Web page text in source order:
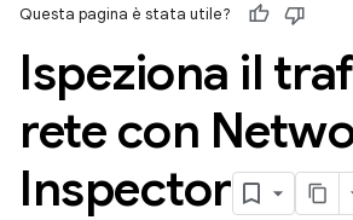
Questa pagina è stata utile?
Ispeziona il
rete con
Inspector